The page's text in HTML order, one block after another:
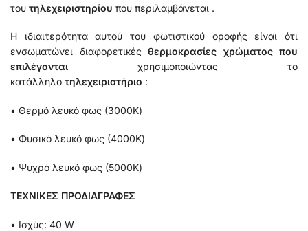
του τηλεχειριστηρίου που περιλαμβάνεται .
Η ιδιαιτερότητα αυτού του φωτιστικού οροφής είναι ότι
ενσωματώνει διαφορετικές θερμοκρασίες χρώματος που
επιλέγονται χρησιμοποιώντας το
κατάλληλο τηλεχειριστήριο :
• Θερμό λευκό φως (3000K)
• Φυσικό λευκό φως (4000K)
• Ψυχρό λευκό φως (5000K)
ΤΕΧΝΙΚΕΣ ΠΡΟΔΙΑΓΡΑΦΕΣ
• Ισχύς: 40 W